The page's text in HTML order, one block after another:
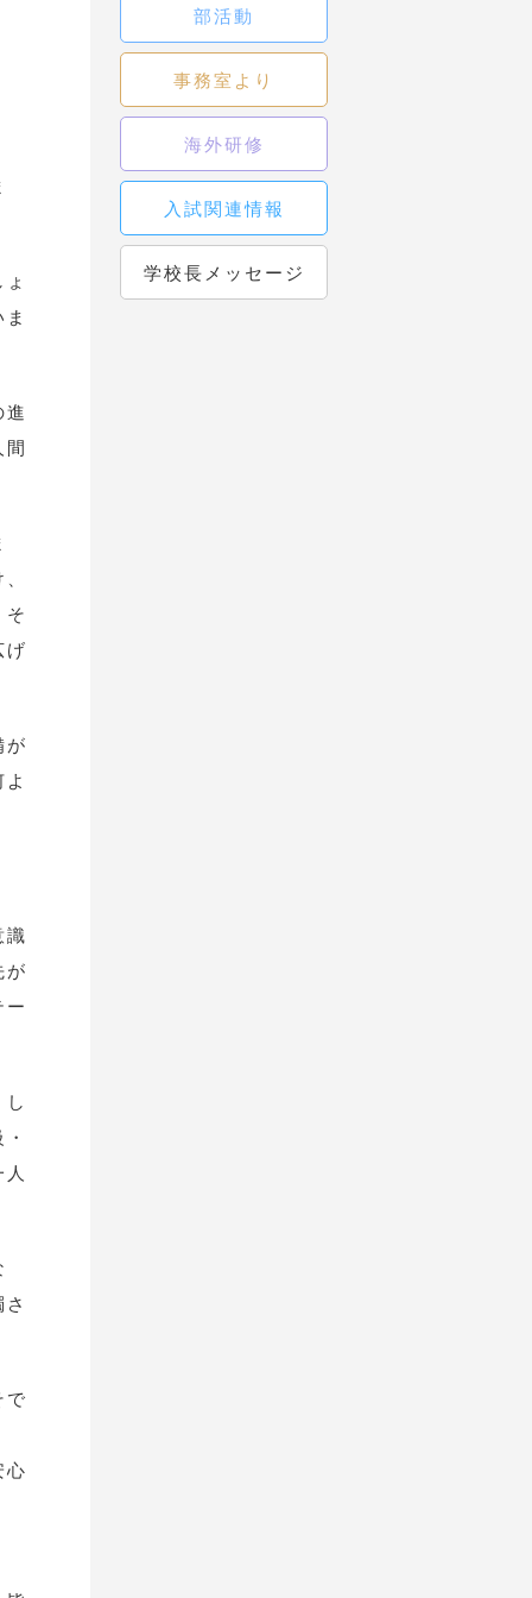
げ
が
識
が
で
心
部活動
事務室より
海外研修
入試関連情報
学校長メッセージ